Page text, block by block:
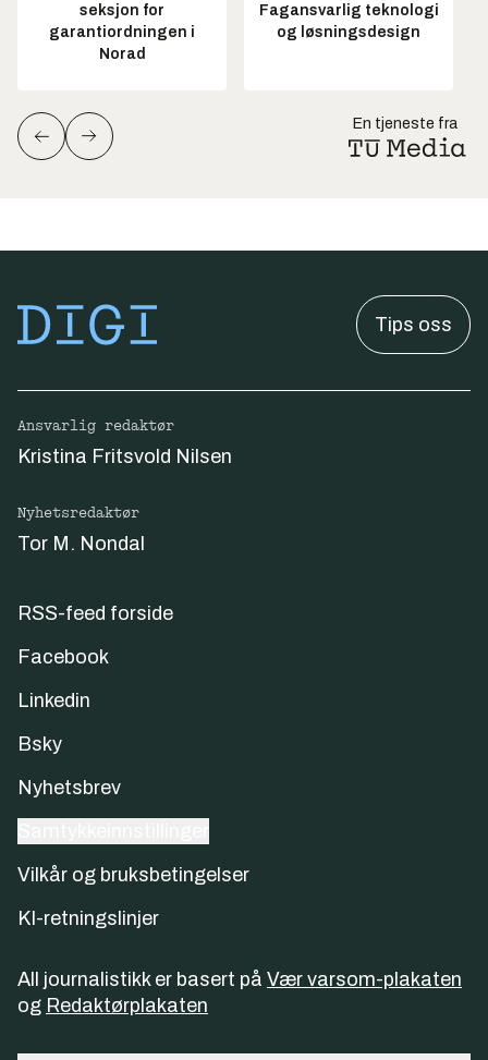
seksjon for
garantiordningen i
Norad
Fagansvarlig teknologi
og løsningsdesign
En tjeneste fra
Tips oss
Ansvarlig redaktør
Kristina Fritsvold Nilsen
Nyhetsredaktør
Tor M. Nondal
RSS-feed forside
Facebook
Linkedin
Bsky
Nyhetsbrev
Vilkår og bruksbetingelser
KI-retningslinjer
All journalistikk er basert på Vær varsom-plakaten
og Redaktørplakaten